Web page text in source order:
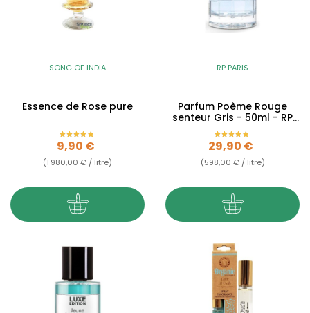
SONG OF INDIA
Essence de Rose pure
Prix
9,90 €
(1 980,00 € / litre)
RP PARIS
Parfum Poème Rouge
senteur Gris - 50ml - RP
Paris
Prix
29,90 €
(598,00 € / litre)